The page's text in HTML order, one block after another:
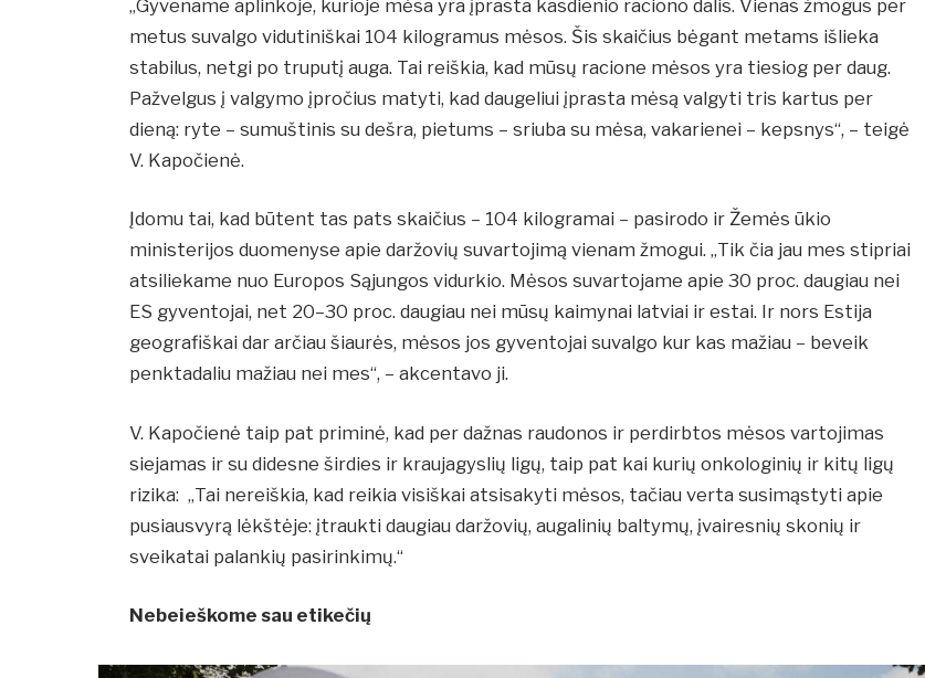
„Gyvename aplinkoje, kurioje mėsa yra įprasta kasdienio raciono dalis. Vienas žmogus per
metus suvalgo vidutiniškai 104 kilogramus mėsos. Šis skaičius bėgant metams išlieka
stabilus, netgi po truputį auga. Tai reiškia, kad mūsų racione mėsos yra tiesiog per daug.
Pažvelgus į valgymo įpročius matyti, kad daugeliui įprasta mėsą valgyti tris kartus per
dieną: ryte – sumuštinis su dešra, pietums – sriuba su mėsa, vakarienei – kepsnys“, – teigė
V. Kapočienė.
Įdomu tai, kad būtent tas pats skaičius – 104 kilogramai – pasirodo ir Žemės ūkio
ministerijos duomenyse apie daržovių suvartojimą vienam žmogui. „Tik čia jau mes stipriai
atsiliekame nuo Europos Sąjungos vidurkio. Mėsos suvartojame apie 30 proc. daugiau nei
ES gyventojai, net 20–30 proc. daugiau nei mūsų kaimynai latviai ir estai. Ir nors Estija
geografiškai dar arčiau šiaurės, mėsos jos gyventojai suvalgo kur kas mažiau – beveik
penktadaliu mažiau nei mes“, – akcentavo ji.
V. Kapočienė taip pat priminė, kad per dažnas raudonos ir perdirbtos mėsos vartojimas
siejamas ir su didesne širdies ir kraujagyslių ligų, taip pat kai kurių onkologinių ir kitų ligų
rizika: „Tai nereiškia, kad reikia visiškai atsisakyti mėsos, tačiau verta susimąstyti apie
pusiausvyrą lėkštėje: įtraukti daugiau daržovių, augalinių baltymų, įvairesnių skonių ir
sveikatai palankių pasirinkimų.“
Nebeieškome sau etikečių